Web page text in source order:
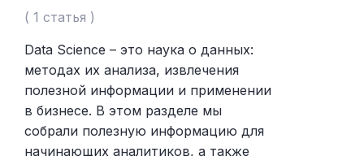
( 1 статья )
Data Science – это наука о данных:
методах их анализа, извлечения
полезной информации и применении
в бизнесе. В этом разделе мы
собрали полезную информацию для
начинающих аналитиков, а также